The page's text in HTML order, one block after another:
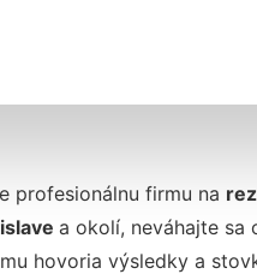
profesionálnu firmu na
a okolí, neváhajte sa
hovoria výsledky a